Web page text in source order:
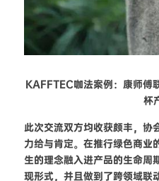
KAFFTEC咖法案例：康师傅
杯
此次交流双方均收获颇丰，协
力给与肯定。在推行绿色商业
生的理念融入进产品的生命周
现形式，并且做到了跨领域联